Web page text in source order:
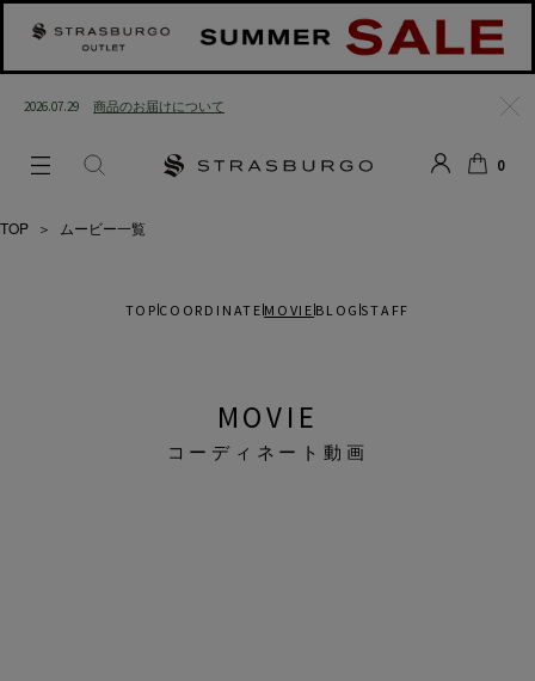
2026.07.29 商品のお届けについて
る
0
TOP ＞ ムービー一覧
TOP COORDINATE MOVIE BLOG STAFF
MOVIE
コーディネート動画